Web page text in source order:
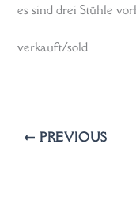
es sind drei Stühle
verkauft/sold
PREVIOUS